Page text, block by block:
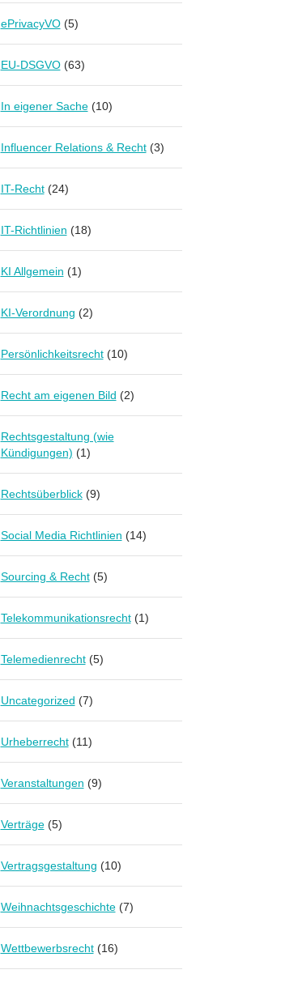
ePrivacyVO(5)
EU-DSGVO(63)
In eigener Sache(10)
Influencer Relations & Recht(3)
IT-Recht(24)
IT-Richtlinien (18)
KI Allgemein (1)
KI-Verordnung (2)
Persönlichkeitsrecht(10)
Recht am eigenen Bild (2)
Rechtsgestaltung (wie
Kündigungen) (1)
Rechtsüberblick(9)
Social Media Richtlinien (14)
Sourcing & Recht(5)
Telekommunikationsrecht(1)
Telemedienrecht(5)
Uncategorized (7)
Urheberrecht(11)
Veranstaltungen (9)
Verträge(5)
Vertragsgestaltung (10)
Weihnachtsgeschichte(7)
Wettbewerbsrecht(16)